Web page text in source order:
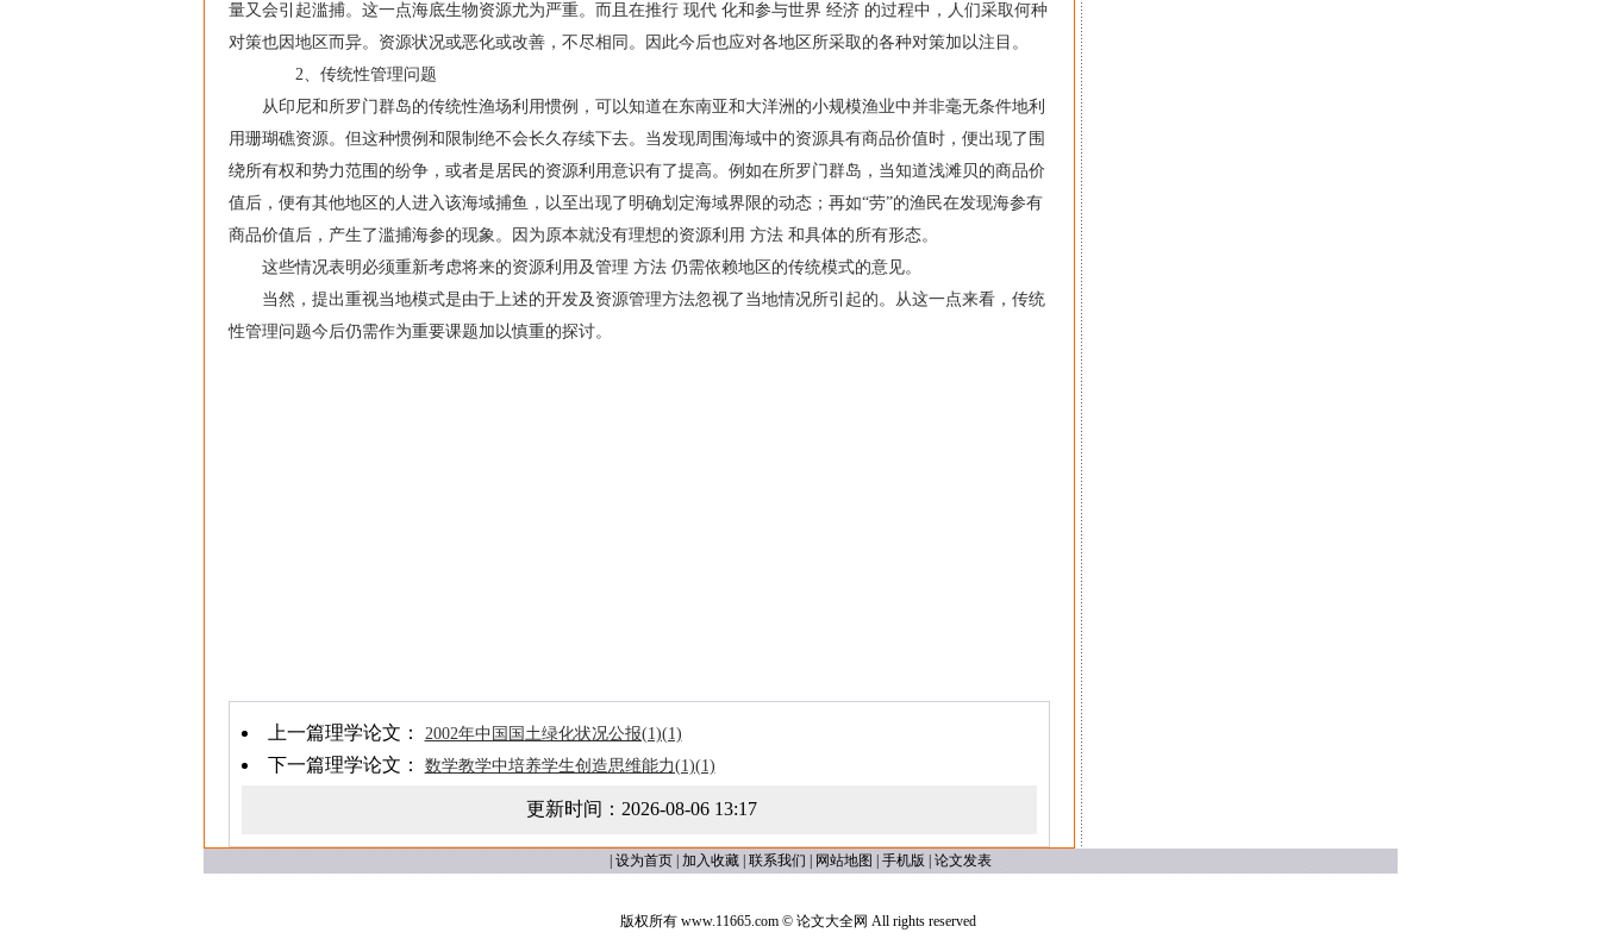
量又会引起滥捕。这一点海底生物资源尤为严重。而且在推行 现代 化和参与世界 经济 的过程中，人们采取何种
对策也因地区而异。资源状况或恶化或改善，不尽相同。因此今后也应对各地区所采取的各种对策加以注目。
2、传统性管理问题
从印尼和所罗门群岛的传统性渔场利用惯例，可以知道在东南亚和大洋洲的小规模渔业中并非毫无条件地利
用珊瑚礁资源。但这种惯例和限制绝不会长久存续下去。当发现周围海域中的资源具有商品价值时，便出现了围
绕所有权和势力范围的纷争，或者是居民的资源利用意识有了提高。例如在所罗门群岛，当知道浅滩贝的商品价
值后，便有其他地区的人进入该海域捕鱼，以至出现了明确划定海域界限的动态；再如“劳”的渔民在发现海参有
商品价值后，产生了滥捕海参的现象。因为原本就没有理想的资源利用 方法 和具体的所有形态。
这些情况表明必须重新考虑将来的资源利用及管理 方法 仍需依赖地区的传统模式的意见。
当然，提出重视当地模式是由于上述的开发及资源管理方法忽视了当地情况所引起的。从这一点来看，传统
性管理问题今后仍需作为重要课题加以慎重的探讨。
上一篇理学论文： 2002年中国国土绿化状况公报(1)(1)
下一篇理学论文： 数学教学中培养学生创造思维能力(1)(1)
更新时间： 2026-08-06 13:17
设为首页 加入收藏| 联系我们 网站地图 手机版 论文发表
版权所有 www.11665.com © 论文大全网 All rights reserved